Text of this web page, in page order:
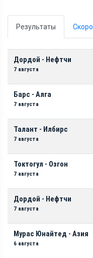
Результаты Скоро
Дордой - Нефтчи
7 августа
Барс - Алга
7 августа
Талант - Илбирс
7 августа
Токтогул - Озгон
7 августа
Дордой - Нефтчи
7 августа
Мурас Юнайтед - Азия
6 августа